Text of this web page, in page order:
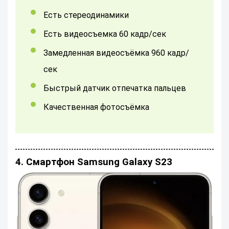
Есть стереодинамики
Есть видеосъемка 60 кадр/сек
Замедленная видеосъёмка 960 кадр/
сек
Быстрый датчик отпечатка пальцев
Качественная фотосъёмка
4. Смартфон Samsung Galaxy S23